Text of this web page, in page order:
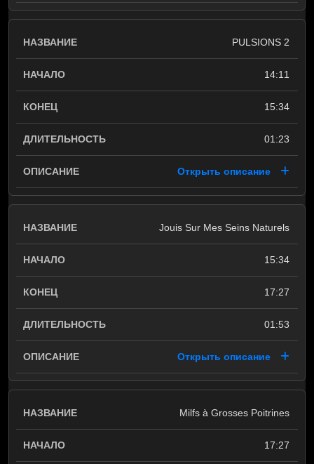
PULSIONS 2
14:11
15:34
01:23
Открыть описание
Jouis Sur Mes Seins Naturels
15:34
17:27
01:53
Открыть описание
Milfs à Grosses Poitrines
17:27